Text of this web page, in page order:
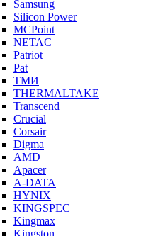
Samsung
Silicon Power
MCPoint
NETAC
Patriot
Pat
ТМИ
THERMALTAKE
Transcend
Crucial
Corsair
Digma
AMD
Apacer
A-DATA
HYNIX
KINGSPEC
Kingmax